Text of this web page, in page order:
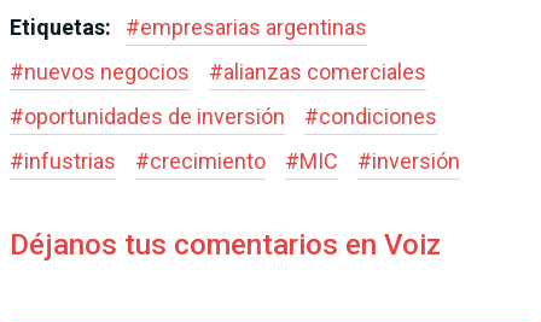
Etiquetas: #empresarias argentinas
#nuevos negocios #alianzas comerciales
#oportunidades de inversión #condiciones
#infustrias #crecimiento #MIC #inversión
Déjanos tus comentarios en Voiz